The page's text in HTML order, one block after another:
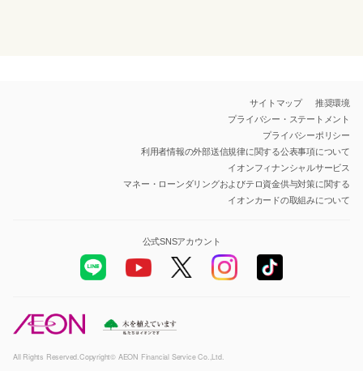
サイトマップ
推奨環境
プライバシー・ステートメント
プライバシーポリシー
利用者情報の外部送信規律に関する公表事項について
イオンフィナンシャルサービス
マネー・ローンダリングおよびテロ資金供与対策に関する
イオンカードの取組みについて
All Rights Reserved.Copyright© AEON Financial Service Co.,Ltd.
公式SNSアカウント